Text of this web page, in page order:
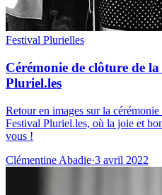
Festival Plurielles
Cérémonie de clôture de
Pluriel.les
Retour en images sur la
Festival Pluriel.les, où la joie et
vous !
Clémentine Abadie·3 avril 2022